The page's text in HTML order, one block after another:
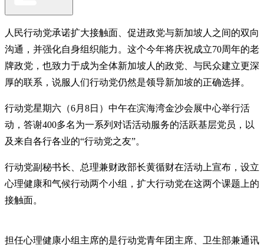
人民行动党承诺扩大接触面、促进政党与新加坡人之间的双向
沟通，并强化自身组织能力。这个今年将庆祝成立70周年的老
牌政党，也致力于成为全体新加坡人的政党、与民众建立更深
厚的联系，说服人们行动党仍然是领导新加坡的正确选择。
行动党星期六（6月8日）中午在滨海湾金沙会展中心举行活
动，答谢400多名为一系列对话活动服务的活跃基层党员，以
及来自各行各业的“行动党之友”。
行动党副秘书长、总理兼财政部长黄循财在活动上宣布，设立
心理健康和气候行动两个小组，扩大行动党在这两个课题上的
接触面。
担任心理健康小组主席的是行动党青年团主席、卫生部兼通讯